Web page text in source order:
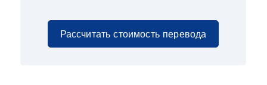
Рассчитать стоимость перевода